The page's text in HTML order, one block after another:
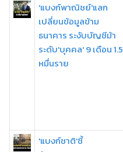
'แบงก์พาณิชย์'แลก
เปลี่ยนข้อมูลข้าม
ธนาคาร ระงับบัญชีม้า
ระดับ'บุคคล' 9 เดือน 1.5
หมื่นราย
'แบงก์ชาติ'ชี้